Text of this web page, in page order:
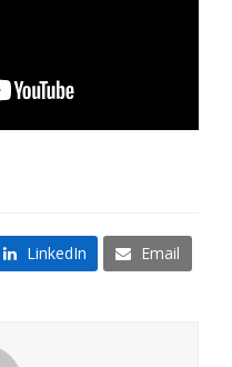
LinkedIn Email